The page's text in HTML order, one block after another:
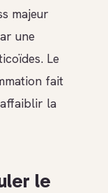
majeur
une
Le
fait
la
le